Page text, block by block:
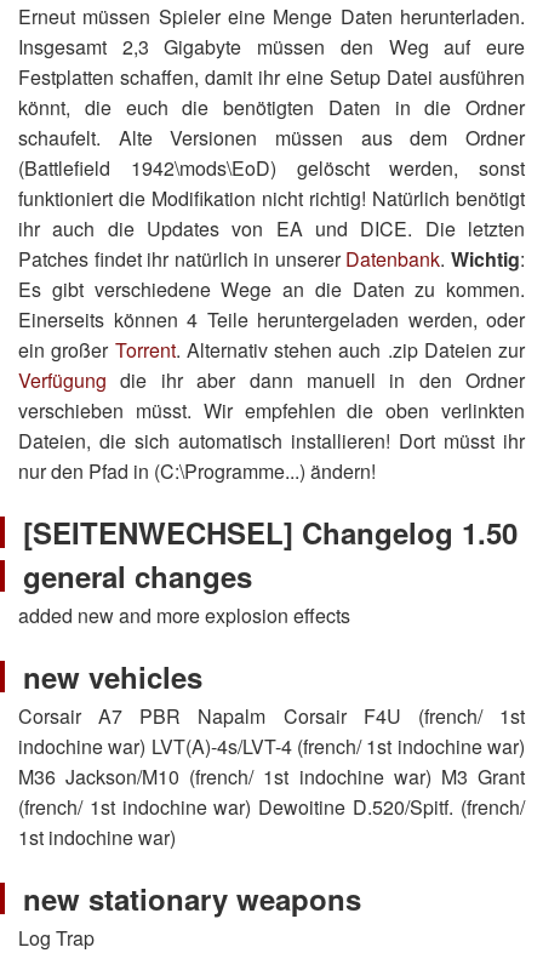
Erneut müssen Spieler eine Menge Daten herunterladen.
Insgesamt 2,3 Gigabyte müssen den Weg auf eure
Festplatten schaffen, damit ihr eine Setup Datei ausführen
könnt, die euch die benötigten Daten in die Ordner
schaufelt. Alte Versionen müssen aus dem Ordner
(Battlefield 1942\mods\EoD) gelöscht werden, sonst
funktioniert die Modifikation nicht richtig! Natürlich benötigt
ihr auch die Updates von EA und DICE. Die letzten
Patches findet ihr natürlich in unsererDatenbank.Wichtig:
Es gibt verschiedene Wege an die Daten zu kommen.
Einerseits können 4 Teile heruntergeladen werden, oder
ein großer Torrent. Alternativ stehen auch .zip Dateien zur
Verfügung die ihr aber dann manuell in den Ordner
verschieben müsst. Wir empfehlen die oben verlinkten
Dateien, die sich automatisch installieren! Dort müsst ihr
nur den Pfad in (C:\Programme...) ändern!
[SEITENWECHSEL] Changelog 1.50
general changes
added new and more explosion effects
new vehicles
Corsair A7 PBR Napalm Corsair F4U (french/ 1st
indochine war) LVT(A)-4s/LVT-4 (french/ 1st indochine war)
M36 Jackson/M10 (french/ 1st indochine war) M3 Grant
(french/ 1st indochine war) Dewoitine D.520/Spitf. (french/
1st indochine war)
new stationary weapons
Log Trap